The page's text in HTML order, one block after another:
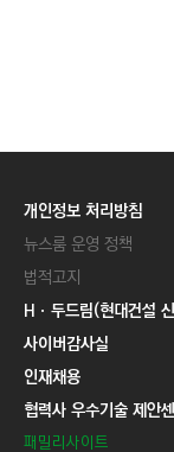
개인정보 처리방침
뉴스룸 운영 정책
법적고지
Hㆍ두드림(현대건설
사이버감사실
인재채용
협력사 우수기술 제안
패밀리사이트